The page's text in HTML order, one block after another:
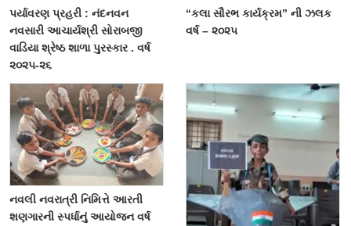
પર્યાવરણ પ્રહરી : નંદનવન
નવસારી આચાર્યશ્રી સોરાબજી
વાડિયા શ્રેષ્ઠ શાળા પુરસ્કાર . વર્ષ
૨૦૨૫-૨૬
“કલા સૌરભ કાર્યક્રમ” ની ઝલક
વર્ષ – ૨૦૨૫
નવલી નવરાત્રી નિમિત્તે આરતી
શણગારની સ્પર્ધાનું આયોજન વર્ષ